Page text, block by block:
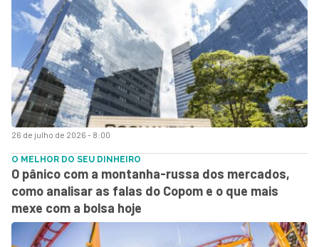
26 de julho de 2026 - 8:00
O MELHOR DO SEU DINHEIRO
O pânico com a montanha-russa dos mercados,
como analisar as falas do Copom e o que mais
mexe com a bolsa hoje